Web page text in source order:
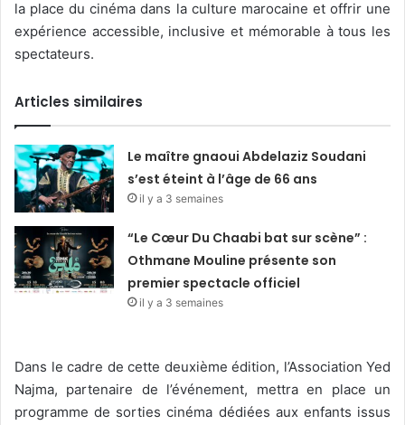
la place du cinéma dans la culture marocaine et offrir une
expérience accessible, inclusive et mémorable à tous les
spectateurs.
Articles similaires
Le maître gnaoui Abdelaziz Soudani
s’est éteint à l’âge de 66 ans
il y a 3 semaines
“Le Cœur Du Chaabi bat sur scène” :
Othmane Mouline présente son
premier spectacle officiel
il y a 3 semaines
Dans le cadre de cette deuxième édition, l’Association Yed
Najma, partenaire de l’événement, mettra en place un
programme de sorties cinéma dédiées aux enfants issus